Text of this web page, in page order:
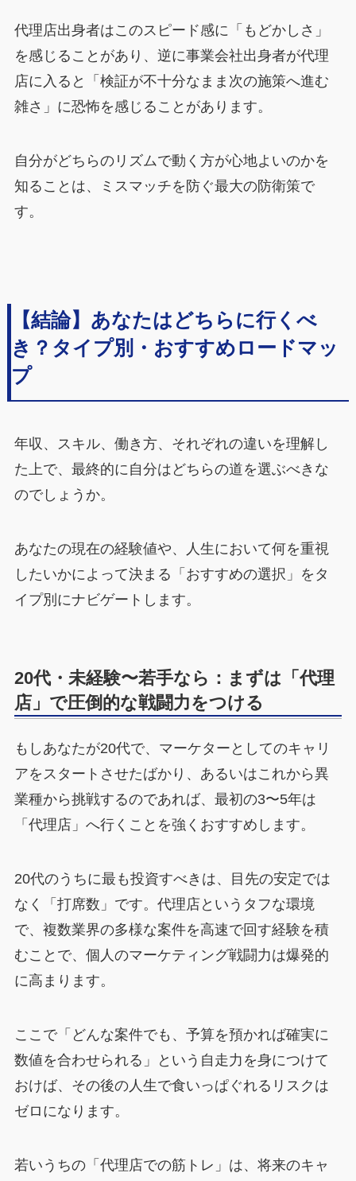
代理店出身者はこのスピード感に「もどかしさ」
を感じることがあり、逆に事業会社出身者が代理
店に入ると「検証が不十分なまま次の施策へ進む
雑さ」に恐怖を感じることがあります。
自分がどちらのリズムで動く方が心地よいのかを
知ることは、ミスマッチを防ぐ最大の防衛策で
す。
【結論】あなたはどちらに行くべ
き？タイプ別・おすすめロードマッ
プ
年収、スキル、働き方、それぞれの違いを理解し
た上で、最終的に自分はどちらの道を選ぶべきな
のでしょうか。
あなたの現在の経験値や、人生において何を重視
したいかによって決まる「おすすめの選択」をタ
イプ別にナビゲートします。
20代・未経験〜若手なら：まずは「代理
店」で圧倒的な戦闘力をつける
もしあなたが20代で、マーケターとしてのキャリ
アをスタートさせたばかり、あるいはこれから異
業種から挑戦するのであれば、最初の3〜5年は
「代理店」へ行くことを強くおすすめします。
20代のうちに最も投資すべきは、目先の安定では
なく「打席数」です。代理店というタフな環境
で、複数業界の多様な案件を高速で回す経験を積
むことで、個人のマーケティング戦闘力は爆発的
に高まります。
ここで「どんな案件でも、予算を預かれば確実に
数値を合わせられる」という自走力を身につけて
おけば、その後の人生で食いっぱぐれるリスクは
ゼロになります。
若いうちの「代理店での筋トレ」は、将来のキャ